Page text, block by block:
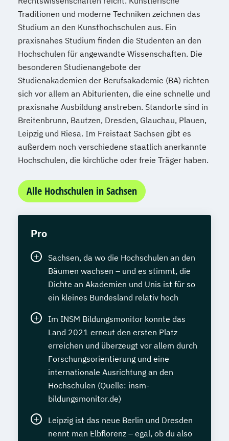
Abendstudium
Wirtschaftsrecht
Wirtschaftswissenschaften
Traditionen und moderne Techniken zeichnen das
Studium an den Kunsthochschulen aus. Ein
praxisnahes Studium finden die Studenten an den
Hochschulen für angewandte Wissenschaften. Die
besonderen Studienangebote der
Studienakademien der Berufsakademie (BA) richten
sich vor allem an Abiturienten, die eine schnelle und
praxisnahe Ausbildung anstreben. Standorte sind in
Breitenbrunn, Bautzen, Dresden, Glauchau, Plauen,
Leipzig und Riesa. Im Freistaat Sachsen gibt es
außerdem noch verschiedene staatlich anerkannte
Hochschulen, die kirchliche oder freie Träger haben.
Alle Hochschulen in Sachsen
Pro
Sachsen, da wo die Hochschulen an den
Bäumen wachsen – und es stimmt, die
Dichte an Akademien und Unis ist für so
ein kleines Bundesland relativ hoch
Im INSM Bildungsmonitor konnte das
Land 2021 erneut den ersten Platz
erreichen und überzeugt vor allem durch
Forschungsorientierung und eine
internationale Ausrichtung an den
Hochschulen (Quelle: insm-
bildungsmonitor.de)
Leipzig ist das neue Berlin und Dresden
nennt man Elbflorenz – egal, ob du also